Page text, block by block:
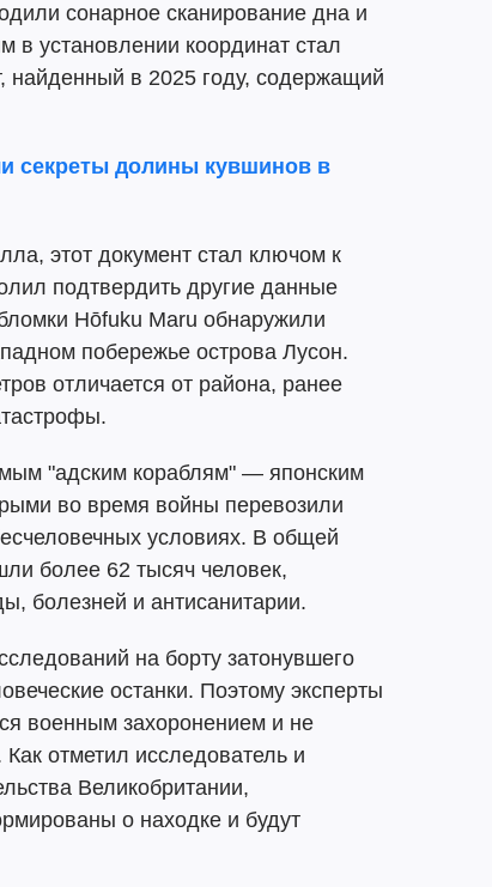
сонарное сканирование дна и
установлении координат стал
найденный в 2025 году, содержащий
секреты долины кувшинов в
этот документ стал ключом к
подтвердить другие данные
Hōfuku Maru обнаружили
побережье острова Лусон.
отличается от района, ранее
"адским кораблям" — японским
во время войны перевозили
условиях. В общей
более 62 тысяч человек,
болезней и антисанитарии.
на борту затонувшего
останки. Поэтому эксперты
военным захоронением и не
отметил исследователь и
Великобритании,
о находке и будут